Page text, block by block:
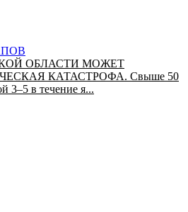
ОБЛАСТИ МОЖЕТ
КАТАСТРОФА. Свыше 50
3–5 в течение я...